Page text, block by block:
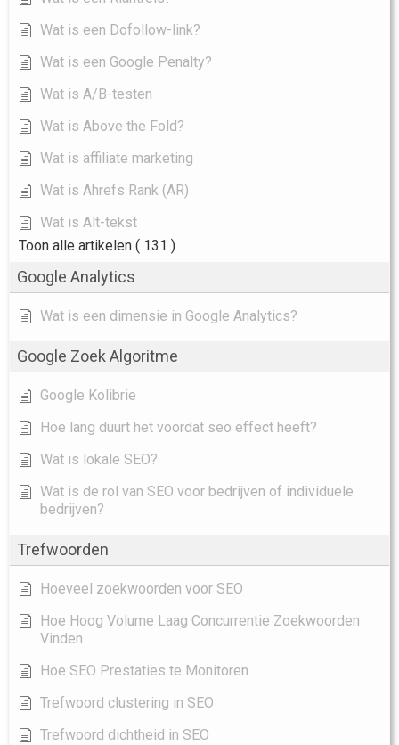
Wat is een Dofollow-link?
Wat is een Google Penalty?
Wat is A/B-testen
Wat is Above the Fold?
Wat is affiliate marketing
Wat is Ahrefs Rank (AR)
Wat is Alt-tekst
Toon alle artikelen ( 131 )
Google Analytics
Wat is een dimensie in Google Analytics?
Google Zoek Algoritme
Google Kolibrie
Hoe lang duurt het voordat seo effect heeft?
Wat is lokale SEO?
Wat is de rol van SEO voor bedrijven of individuele
bedrijven?
Trefwoorden
Hoeveel zoekwoorden voor SEO
Hoe Hoog Volume Laag Concurrentie Zoekwoorden
Vinden
Hoe SEO Prestaties te Monitoren
Trefwoord clustering in SEO
Trefwoord dichtheid in SEO